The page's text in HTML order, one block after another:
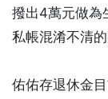
撥出4萬元做為
私帳混淆不清的
佑佑存退休金